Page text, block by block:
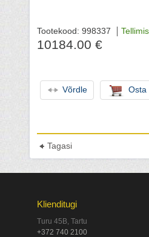
Tootekood: 998337
10184.00 €
Võrdle Osta
Tagasi
Klienditugi
Turu 45B, Tartu
+372 740 2100